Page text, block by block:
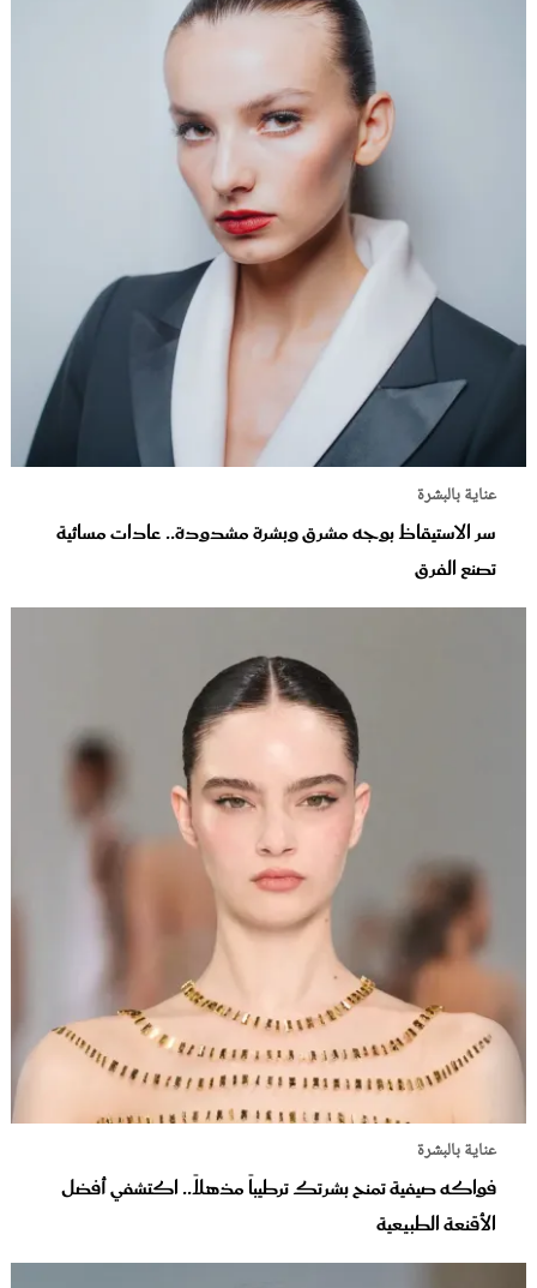
عناية بالبشرة
سر الاستيقاظ بوجه مشرق وبشرة مشدودة.. عادات مسائية
تصنع الفرق
عناية بالبشرة
فواكه صيفية تمنح بشرتك ترطيباً مذهلاً.. اكتشفي أفضل
الأقنعة الطبيعية